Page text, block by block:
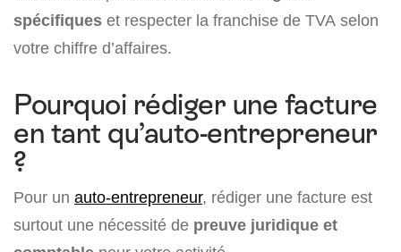
spécifiques et respecter la franchise de TVA selon
votre chiffre d’affaires.
Pourquoi rédiger une facture
en tant qu’auto-entrepreneur
?
Pour un auto-entrepreneur, rédiger une facture est
surtout une nécessité de preuve juridique et